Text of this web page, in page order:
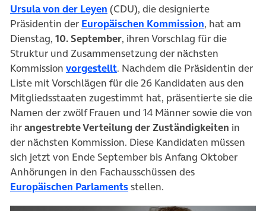
Ursula von der Leyen (öffnet in neuem Tab)
(CDU), die designierte
Präsidentin der Europäischen Kommission(öffnet in
, hat am
Dienstag, 10. September, ihren Vorschlag für die
Struktur und Zusammensetzung der nächsten
Kommission vorgestellt(öffnet in neuem Tab)
. Nachdem die Präsidentin der
Liste mit Vorschlägen für die 26 Kandidaten aus den
Mitgliedsstaaten zugestimmt hat, präsentierte sie die
Namen der zwölf Frauen und 14 Männer sowie die von
ihrangestrebte Verteilung der Zuständigkeiten in
der nächsten Kommission. Diese Kandidaten müssen
sich jetzt von Ende September bis Anfang Oktober
Anhörungen in den Fachausschüssen des
Europäischen Parlaments(öffnet in neuem Tab)
stellen.